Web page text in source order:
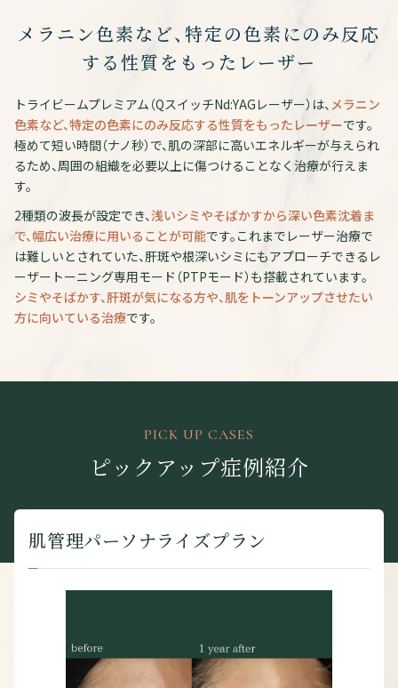
メラニン色素など、特定の色素にのみ反応
する性質をもったレーザー
トライビームプレミアム（QスイッチNd:YAGレーザー）は、メラニン
色素など、特定の色素にのみ反応する性質をもったレーザーです。
極めて短い時間（ナノ秒）で、肌の深部に高いエネルギーが与えられ
るため、周囲の組織を必要以上に傷つけることなく治療が行えま
す。
2種類の波長が設定でき、浅いシミやそばかすから深い色素沈着ま
で、幅広い治療に用いることが可能です。これまでレーザー治療で
は難しいとされていた、肝斑や根深いシミにもアプローチできるレ
ーザートーニング専用モード（PTPモード）も搭載されています。
シミやそばかす、肝斑が気になる方や、肌をトーンアップさせたい
方に向いている治療です。
PICK UP CASES
ピックアップ症例紹介
肌管理パーソナライズプラン